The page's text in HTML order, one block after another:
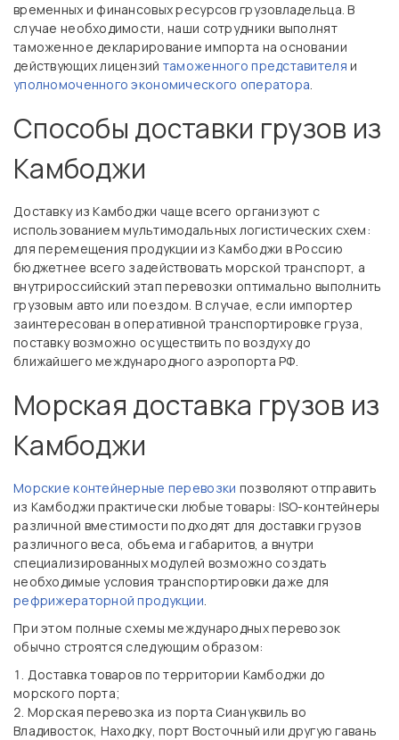
временных и финансовых ресурсов грузовладельца. В
случае необходимости, наши сотрудники выполнят
таможенное декларирование импорта на основании
действующих лицензий таможенного представителя и
уполномоченного экономического оператора.
Способы доставки грузов из
Камбоджи
Доставку из Камбоджи чаще всего организуют с
использованием мультимодальных логистических схем:
для перемещения продукции из Камбоджи в Россию
бюджетнее всего задействовать морской транспорт, а
внутрироссийский этап перевозки оптимально выполнить
грузовым авто или поездом. В случае, если импортер
заинтересован в оперативной транспортировке груза,
поставку возможно осуществить по воздуху до
ближайшего международного аэропорта РФ.
Морская доставка грузов из
Камбоджи
Морские контейнерные перевозки позволяют отправить
из Камбоджи практически любые товары: ISO-контейнеры
различной вместимости подходят для доставки грузов
различного веса, объема и габаритов, а внутри
специализированных модулей возможно создать
необходимые условия транспортировки даже для
рефрижераторной продукции.
При этом полные схемы международных перевозок
обычно строятся следующим образом:
Доставка товаров по территории Камбоджи до
морского порта;
Морская перевозка из порта Сиануквиль во
Владивосток, Находку, порт Восточный или другую гавань